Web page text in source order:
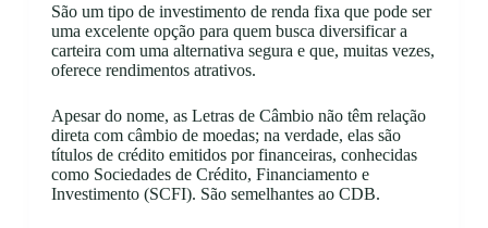
São um tipo de investimento de renda fixa que pode ser
uma excelente opção para quem busca diversificar a
carteira com uma alternativa segura e que, muitas vezes,
oferece rendimentos atrativos.
Apesar do nome, as Letras de Câmbio não têm relação
direta com câmbio de moedas; na verdade, elas são
títulos de crédito emitidos por financeiras, conhecidas
como Sociedades de Crédito, Financiamento e
Investimento (SCFI). São semelhantes ao CDB.